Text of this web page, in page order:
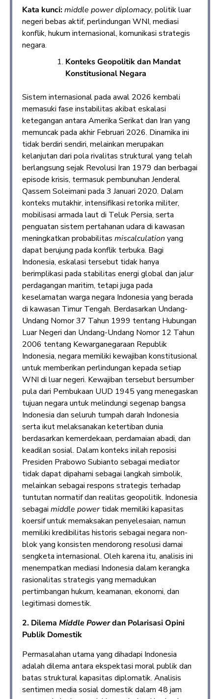
Kata kunci:middle power diplomacy, politik luar
negeri bebas aktif, perlindungan WNI, mediasi
konflik, hukum internasional, komunikasi strategis
negara.
Konteks Geopolitik dan Mandat
Konstitusional Negara
Sistem internasional pada awal 2026 kembali
memasuki fase instabilitas akibat eskalasi
ketegangan antara Amerika Serikat dan Iran yang
memuncak pada akhir Februari 2026. Dinamika ini
tidak berdiri sendiri, melainkan merupakan
kelanjutan dari pola rivalitas struktural yang telah
berlangsung sejak Revolusi Iran 1979 dan berbagai
episode krisis, termasuk pembunuhan Jenderal
Qassem Soleimani pada 3 Januari 2020. Dalam
konteks mutakhir, intensifikasi retorika militer,
mobilisasi armada laut di Teluk Persia, serta
penguatan sistem pertahanan udara di kawasan
meningkatkan probabilitas miscalculation yang
dapat berujung pada konflik terbuka. Bagi
Indonesia, eskalasi tersebut tidak hanya
berimplikasi pada stabilitas energi global dan jalur
perdagangan maritim, tetapi juga pada
keselamatan warga negara Indonesia yang berada
di kawasan Timur Tengah. Berdasarkan Undang-
Undang Nomor 37 Tahun 1999 tentang Hubungan
Luar Negeri dan Undang-Undang Nomor 12 Tahun
2006 tentang Kewarganegaraan Republik
Indonesia, negara memiliki kewajiban konstitusional
untuk memberikan perlindungan kepada setiap
WNI di luar negeri. Kewajiban tersebut bersumber
pula dari Pembukaan UUD 1945 yang menegaskan
tujuan negara untuk melindungi segenap bangsa
Indonesia dan seluruh tumpah darah Indonesia
serta ikut melaksanakan ketertiban dunia
berdasarkan kemerdekaan, perdamaian abadi, dan
keadilan sosial. Dalam konteks inilah reposisi
Presiden Prabowo Subianto sebagai mediator
tidak dapat dipahami sebagai langkah simbolik,
melainkan sebagai respons strategis terhadap
tuntutan normatif dan realitas geopolitik. Indonesia
sebagai middle power tidak memiliki kapasitas
koersif untuk memaksakan penyelesaian, namun
memiliki kredibilitas historis sebagai negara non-
blok yang konsisten mendorong resolusi damai
sengketa internasional. Oleh karena itu, analisis ini
menempatkan mediasi Indonesia dalam kerangka
rasionalitas strategis yang memadukan
pertimbangan hukum, keamanan, ekonomi, dan
legitimasi domestik.
2. Dilema Middle Powerdan Polarisasi Opini
Publik Domestik
Permasalahan utama yang dihadapi Indonesia
adalah dilema antara ekspektasi moral publik dan
batas struktural kapasitas diplomatik. Analisis
sentimen media sosial domestik dalam 48 jam